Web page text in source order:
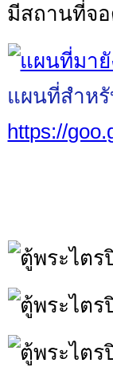
มีสถานที่จ
แผนที่สำหรั
https://